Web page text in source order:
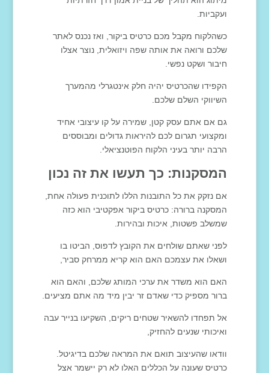
ועקביות.
כשהלקוח מקבל מכם כרטיס ביקור, ואז נכנס לאתר
שלכם ורואה את אותה שפה ויזואלית, נוצר אצלו
חיבור ושקט נפשי.
הקפידו שהכרטיס יהיה חלק אינטגרלי מהמערך
השיווקי השלם שלכם.
גם אם אתם עסק קטן, שמירה על קו עיצובי אחיד
ומקצועי תגרום לכם להיראות גדולים ומבוססים
הרבה יותר בעיני הלקוח הפוטנציאלי.
המסקנות: כך תעשו את זה נכון
אם נזקק את כל התובנות הללו לתוכנית פעולה אחת,
המסקנה ברורה: כרטיס ביקור אפקטיבי הוא כזה
שמשלב פשטות, איכות ובהירות.
לפני שאתם שולחים את הקובץ לדפוס, הביטו בו
ושאלו את עצמכם האם הוא קריא ממרחק סביר,
האם הוא משדר את ערכי המותג שלכם, והאם הוא
ברור מספיק כדי שאדם זר יבין מיד מה אתם מציעים.
אל תפחדו להשאיר שטחים ריקים, השקיעו בנייר עבה
ואיכותי שנעים להחזיק,
וודאו שהעיצוב תואם את המראה שלכם בדיגיטל.
כרטיס שעונה על הכללים האלו לא רק יישמר אצל